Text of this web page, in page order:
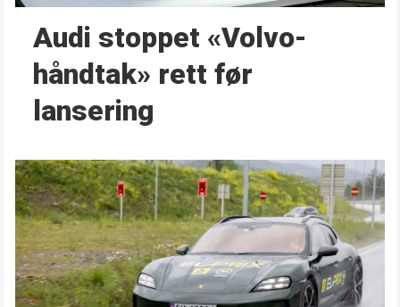
Audi stoppet «Volvo-
håndtak» rett før
lansering